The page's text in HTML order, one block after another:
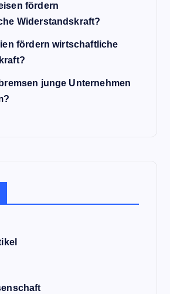
fördern
Widerstandskraft?
fördern wirtschaftliche
junge Unternehmen